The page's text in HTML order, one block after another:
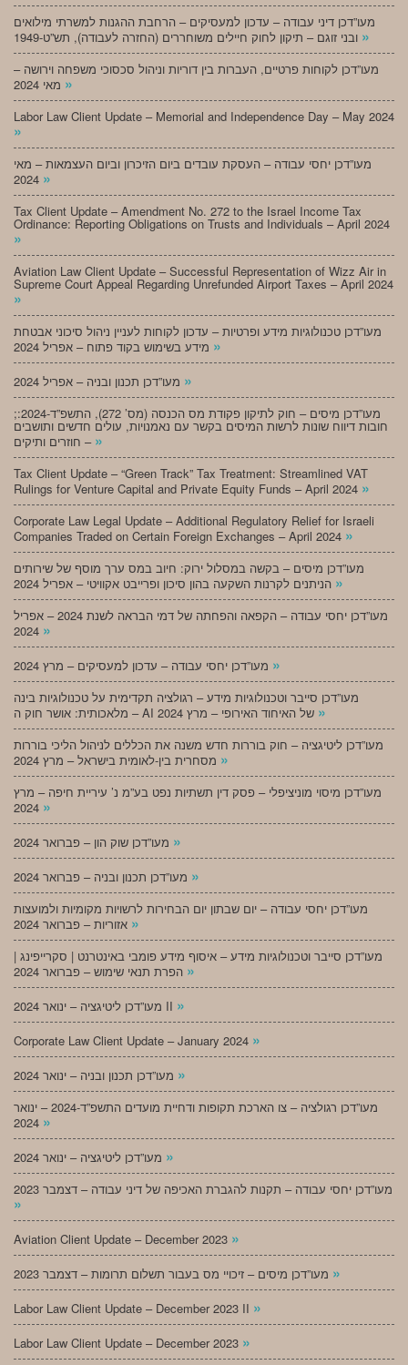
מעו”דכן דיני עבודה – עדכון למעסיקים – הרחבת ההגנות למשרתי מילואים
»
מעו”דכן לקוחות פרטיים, העברות בין דוריות וניהול סכסוכי משפחה וירושה –
»
Labor Law Client Update – Memorial and Independence Day – May 2024
»
מעו”דכן יחסי עבודה – העסקת עובדים ביום הזיכרון וביום העצמאות – מאי
»
Tax Client Update – Amendment No. 272 to the Israel Income Tax
Ordinance: Reporting Obligations on Trusts and Individuals – April 2024
»
Aviation Law Client Update – Successful Representation of Wizz Air in
Supreme Court Appeal Regarding Unrefunded Airport Taxes – April 2024
»
מעו”דכן טכנולוגיות מידע ופרטיות – עדכון לקוחות לעניין ניהול סיכוני אבטחת
»
»
;מעו”דכן מיסים – חוק לתיקון פקודת מס הכנסה (מס’ 272), התשפ”ד-2024:
חובות דיווח שונות לרשות המיסים בקשר עם נאמנויות, עולים חדשים ותושבים
חוזרים ותיקים – »
Tax Client Update – “Green Track” Tax Treatment: Streamlined VAT
Rulings for Venture Capital and Private Equity Funds – April 2024 »
Corporate Law Legal Update – Additional Regulatory Relief for Israeli
Companies Traded on Certain Foreign Exchanges – April 2024 »
מעו”דכן מיסים – בקשה במסלול ירוק: חיוב במס ערך מוסף של שירותים
»
מעו”דכן יחסי עבודה – הקפאה והפחתה של דמי הבראה לשנת 2024 – אפריל
»
»
מעו”דכן סייבר וטכנולוגיות מידע – רגולציה תקדימית על טכנולוגיות בינה
»
מעו”דכן ליטיגציה – חוק בוררות חדש משנה את הכללים לניהול הליכי בוררות
»
מעו”דכן מיסוי מוניציפלי – פסק דין תשתיות נפט בע”מ נ’ עיריית חיפה – מרץ
»
»
»
מעו”דכן יחסי עבודה – יום שבתון יום הבחירות לרשויות מקומיות ולמועצות
»
מעו”דכן סייבר וטכנולוגיות מידע – איסוף מידע פומבי באינטרנט | סקרייפינג |
»
מעו”דכן ליטיגציה – ינואר 2024 II »
Corporate Law Client Update – January 2024 »
»
מעו”דכן רגולציה – צו הארכת תקופות ודחיית מועדים התשפ”ד-2024 – ינואר
»
»
מעו”דכן יחסי עבודה – תקנות להגברת האכיפה של דיני עבודה – דצמבר 2023
»
Aviation Client Update – December 2023 »
»
Labor Law Client Update – December 2023 II »
Labor Law Client Update – December 2023 »